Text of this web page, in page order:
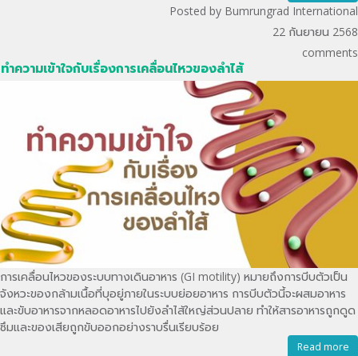
Posted by Bumrungrad International
22 กันยายน 2568
comments
ทำความเข้าใจกับเรื่องการเคลื่อนไหวของลำไส้
การเคลื่อนไหวของระบบทางเดินอาหาร (GI motility) หมายถึงการบีบตัวเป็น
จังหวะของกล้ามเนื้อที่บุอยู่ภายในระบบย่อยอาหาร การบีบตัวนี้จะผสมอาหาร
และขับอาหารจากหลอดอาหารไปยังลำไส้ใหญ่ส่วนปลาย ทำให้สารอาหารถูกดูด
ซึมและของเสียถูกขับออกอย่างราบรื่นเรียบร้อย
Read more